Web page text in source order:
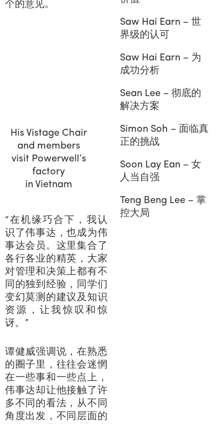
个的意见。
His Vistage Chair
and members
visit Powerwell’s
factory
in Vietnam
“在机缘巧合下，我认
识了伟事达，也成为伟
事达会员。这里集合了
各行各业的精英，大家
对管理和决策上都有不
同的独到经验，同学们
变幻莫测的建议及知识
资源，让我惊叹和惊
讶。”
谭健威强调说，在熟悉
的圈子里，往往会迷惘
在一些事和一些点上，
伟事达却让他接触了许
多不同的看法，从不同
角度出发，不同层面的
Saw Hai Earn – 世
界级的认可
Saw Hai Earn – 为
成功分析
Sean Lee – 彻底的
解决方案
Simon Soh – 面临真
正的挑战
Soon Lay Ean – 女
人当自强
Teng Beng Lee – 掌
控大局